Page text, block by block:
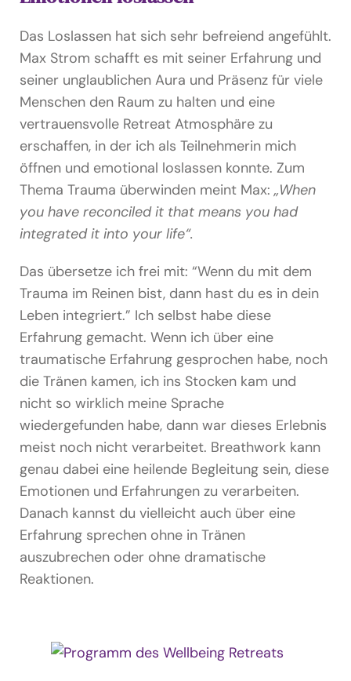
Das Loslassen hat sich sehr befreiend angefühlt.
Max Strom schafft es mit seiner Erfahrung und
seiner unglaublichen Aura und Präsenz für viele
Menschen den Raum zu halten und eine
vertrauensvolle Retreat Atmosphäre zu
erschaffen, in der ich als Teilnehmerin mich
öffnen und emotional loslassen konnte. Zum
Thema Trauma überwinden meint Max:„When
you have reconciled it that means you had
integrated it into your life“.
Das übersetze ich frei mit: “Wenn du mit dem
Trauma im Reinen bist, dann hast du es in dein
Leben integriert.” Ich selbst habe diese
Erfahrung gemacht. Wenn ich über eine
traumatische Erfahrung gesprochen habe, noch
die Tränen kamen, ich ins Stocken kam und
nicht so wirklich meine Sprache
wiedergefunden habe, dann war dieses Erlebnis
meist noch nicht verarbeitet. Breathwork kann
genau dabei eine heilende Begleitung sein, diese
Emotionen und Erfahrungen zu verarbeiten.
Danach kannst du vielleicht auch über eine
Erfahrung sprechen ohne in Tränen
auszubrechen oder ohne dramatische
Reaktionen.